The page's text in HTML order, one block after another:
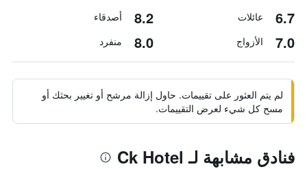
6.7 عائلات 8.2 أصدقاء
7.0 الأزواج 8.0 منفرد
لم يتم العثور على تقييمات. حاول إزالة مرشح أو تغيير بحثك أو
مسح كل شيء لعرض التقييمات.
فنادق مشابهة لـ Ck Hotel